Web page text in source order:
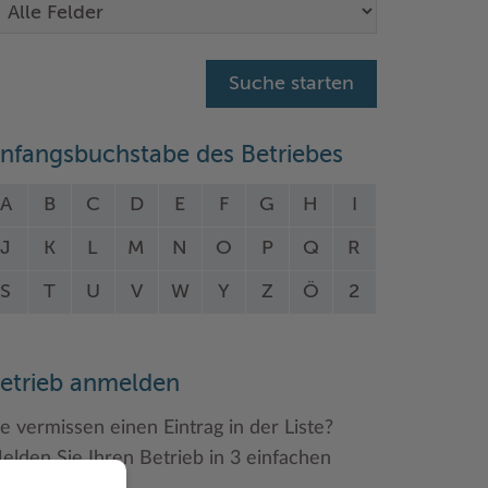
des Betriebes
A B C D E F G H
J K L M N O P Q R
S T U V W Y Z Ö 2
anmelden
vermissen einen Eintrag in der Liste?
Sie Ihren Betrieb in 3 einfachen